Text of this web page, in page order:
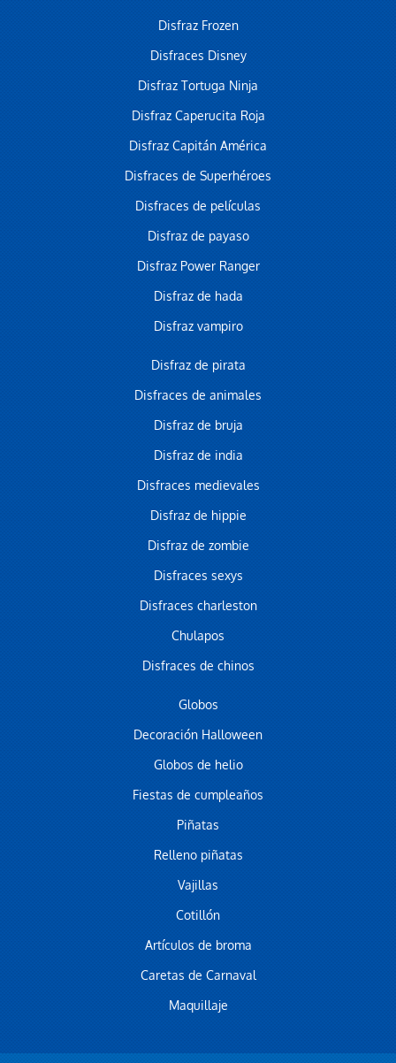
Disfraz Frozen
Disfraces Disney
Disfraz Tortuga Ninja
Disfraz Caperucita Roja
Disfraz Capitán América
Disfraces de Superhéroes
Disfraces de películas
Disfraz de payaso
Disfraz Power Ranger
Disfraz de hada
Disfraz vampiro
Disfraz de pirata
Disfraces de animales
Disfraz de bruja
Disfraz de india
Disfraces medievales
Disfraz de hippie
Disfraz de zombie
Disfraces sexys
Disfraces charleston
Chulapos
Disfraces de chinos
Globos
Decoración Halloween
Globos de helio
Fiestas de cumpleaños
Piñatas
Relleno piñatas
Vajillas
Cotillón
Artículos de broma
Caretas de Carnaval
Maquillaje